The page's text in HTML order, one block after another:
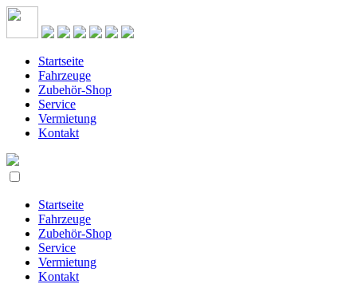
Startseite
Fahrzeuge
Zubehör-Shop
Service
Vermietung
Kontakt
Startseite
Fahrzeuge
Zubehör-Shop
Service
Vermietung
Kontakt